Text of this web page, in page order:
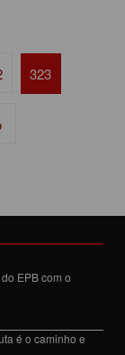
323
EPB com o
é o caminho e